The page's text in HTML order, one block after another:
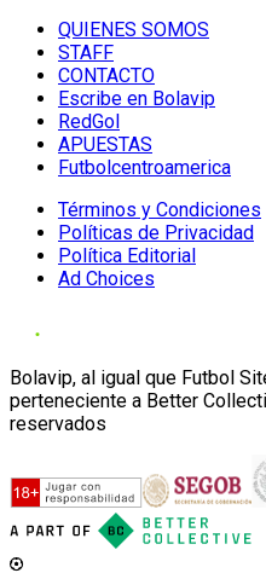
QUIENES SOMOS
STAFF
CONTACTO
Escribe en Bolavip
RedGol
APUESTAS
Futbolcentroamerica
Términos y Condiciones
Políticas de Privacidad
Política Editorial
Ad Choices
Bolavip, al igual que Futbol
perteneciente a Better
reservados